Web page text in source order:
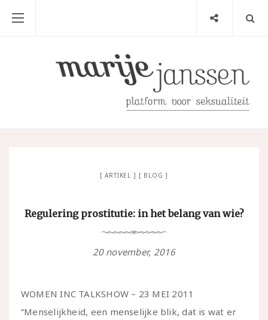
ARTIKEL BLOG
Regulering prostitutie: in het belang van wie?
20 november, 2016
WOMEN INC TALKSHOW – 23 MEI 2011
“Menselijkheid, een menselijke blik, dat is wat er